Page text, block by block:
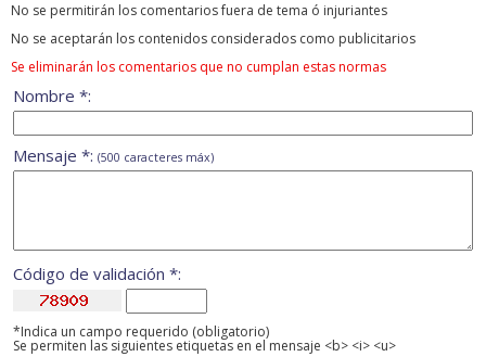
No se permitirán los comentarios fuera de tema ó injuriantes
No se aceptarán los contenidos considerados como publicitarios
Se eliminarán los comentarios que no cumplan estas normas
Nombre *:
Mensaje *: (500 caracteres máx)
Código de validación *:
*Indica un campo requerido (obligatorio)
Se permiten las siguientes etiquetas en el mensaje <b> <i> <u>